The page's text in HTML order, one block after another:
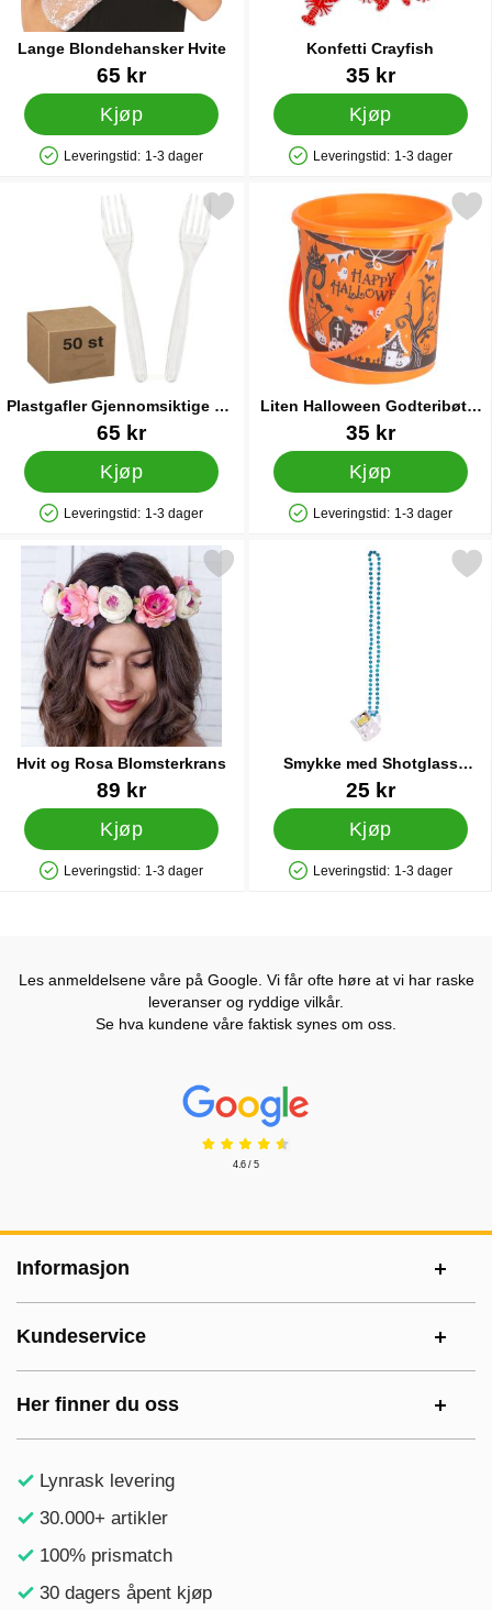
Lange Blondehansker Hvite
Varenummer 85752
65 kr
Kjøp
Produkttilgjengelighet: På lager
Leveringstid: 1-3 dager
Konfetti Crayfish
Varenummer 37515
35 kr
Kjøp
Produkttilgjengelighet: På lager
Leveringstid: 1-3 dager
Plastgafler Gjennomsiktige 50-
pakning
Varenummer 12882
65 kr
Kjøp
Produkttilgjengelighet: På lager
Leveringstid: 1-3 dager
plastgafler Gjennomsiktige 50-pakning som favoritt
Liten Halloween Godteribøtte
Oransje
Varenummer 38987
35 kr
Kjøp
Produkttilgjengelighet: På lager
Leveringstid: 1-3 dager
Merk liten Halloween
Hvit og Rosa Blomsterkrans
Varenummer 28730
89 kr
Kjøp
Produkttilgjengelighet: På lager
Leveringstid: 1-3 dager
Merk hvit og Rosa Blomsterkrans som favoritt
Smykke med Shotglass
Oktoberfest
Varenummer 38639
25 kr
Kjøp
Produkttilgjengelighet: På lager
Leveringstid: 1-3 dager
Merk smykke med Shotglass
Les anmeldelsene våre på Google. Vi får ofte høre at vi har raske
leveranser og ryddige vilkår.
Se hva kundene våre faktisk synes om oss.
Prisjakt Vurdering: 4.6 Stjerne
4.6 / 5
Informasjon
Kundeservice
Her finner du oss
Lynrask levering
30.000+ artikler
100% prismatch
30 dagers åpent kjøp